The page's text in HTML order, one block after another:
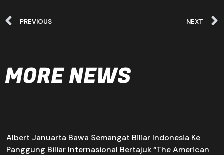
PREVIOUS NEXT
MORE NEWS
Albert Januarta Bawa Semangat Biliar Indonesia Ke
Panggung Biliar Internasional Bertajuk “The American